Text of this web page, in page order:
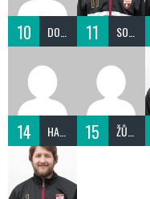
10 DOVRTĚL PETR 11 SOUČEK DAVID
14 HANÁK ROMAN 15 ŽŮREK ADAM